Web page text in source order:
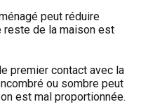
peut réduire
reste de la maison est
premier contact avec la
ou sombre peut
est mal proportionnée.